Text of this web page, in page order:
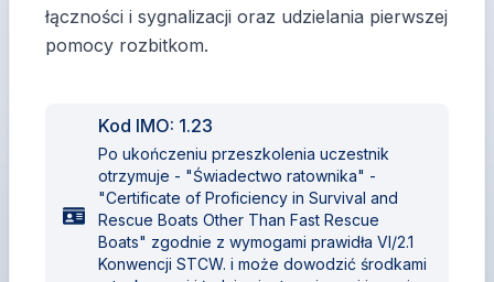
łączności i sygnalizacji oraz udzielania pierwszej
pomocy rozbitkom.
Kod IMO: 1.23
Po ukończeniu przeszkolenia uczestnik
otrzymuje - "Świadectwo ratownika" -
"Certificate of Proficiency in Survival and
Rescue Boats Other Than Fast Rescue
Boats" zgodnie z wymogami prawidła VI/2.1
Konwencji STCW. i może dowodzić środkami